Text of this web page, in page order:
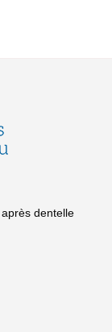
dentelle